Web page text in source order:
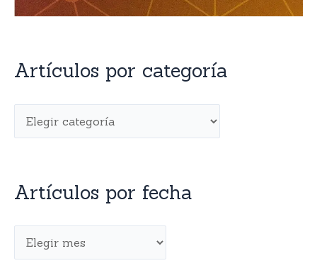
Artículos por categoría
Artículos por fecha